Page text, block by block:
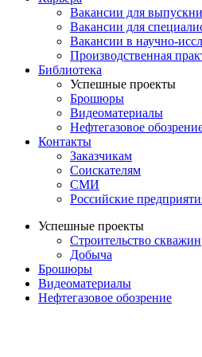
Вакансии для
Вакансии для
Вакансии в научно-
Производственная
Библиотека
Успешные проекты
Брошюры
Видеоматериалы
Нефтегазовое
Контакты
Заказчикам
Соискателям
СМИ
Российские
Успешные проекты
Строительство скважин
Добыча
Брошюры
Видеоматериалы
Нефтегазовое обозрение